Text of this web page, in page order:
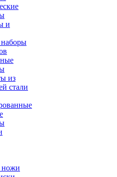
и
из
стали